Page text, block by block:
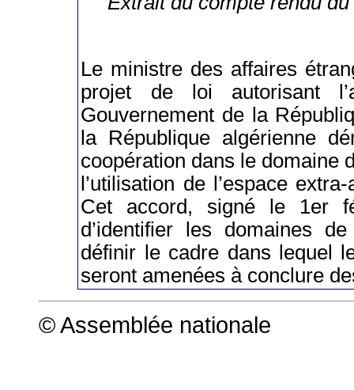
Le ministre des affaires
projet de loi autorisant
Gouvernement de la
la République algérienne
coopération dans le domaine
l’utilisation de l’espace
Cet accord, signé le 1er
d’identifier les domaines
définir le cadre dans lequel
seront amenées à conclure
© Assemblée nationale